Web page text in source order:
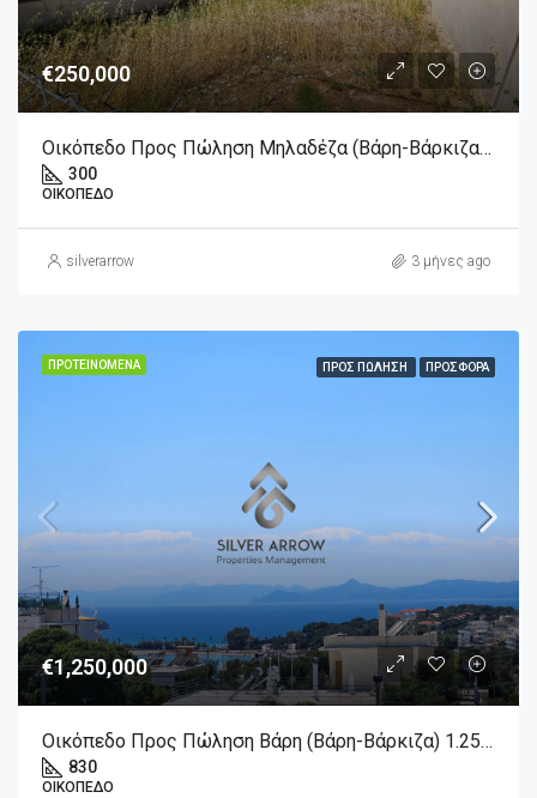
€250,000
Οικόπεδο Προς Πώληση Μηλαδέζα (Βάρη-Βάρκιζα) 250.000€ , 300 Τ.Μ
300
ΟΙΚΌΠΕΔΟ
silverarrow 3 μήνες ago
ΠΡΟΤΕΙΝΌΜΕΝΑ ΠΡΟΣ ΠΏΛΗΣΗ ΠΡΟΣΦΟΡΆ
€1,250,000
Οικόπεδο Προς Πώληση Βάρη (Βάρη-Βάρκιζα) 1.250.000€ , 830 Τ.Μ.
830
ΟΙΚΌΠΕΔΟ